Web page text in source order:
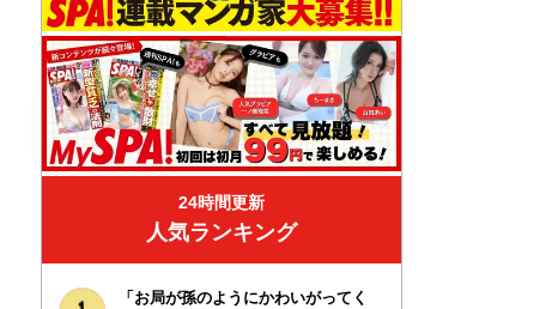
24時間更新
人気ランキング
「お局が孫のようにかわいがってく